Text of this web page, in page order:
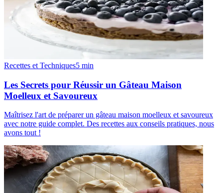
Recettes et Techniques5 min
Les Secrets pour Réussir un Gâteau Maison
Moelleux et Savoureux
Maîtrisez l'art de préparer un gâteau maison moelleux et savoureux
avec notre guide complet. Des recettes aux conseils pratiques, nous
avons tout !